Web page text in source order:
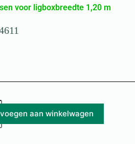
voor ligboxbreedte 1,20 m
aan winkelwagen